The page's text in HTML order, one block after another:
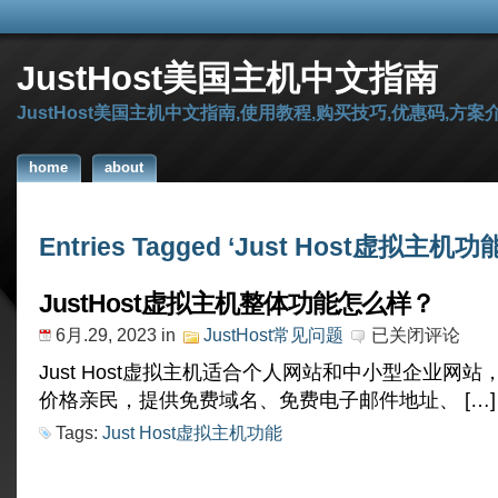
JustHost美国主机中文指南
JustHost美国主机中文指南,使用教程,购买技巧,优惠码,方案
home about
Entries Tagged ‘Just Host虚拟主机功
JustHost虚拟主机整体功能怎么样？
6月.29, 2023 in JustHost常见问题
JustHost
虚
拟
主
机
已关闭评论
Just Host虚拟主机适合个人网站和中小型企业网站
价格亲民，提供免费域名、免费电子邮件地址、 […]
Tags: Just Host虚拟主机功能